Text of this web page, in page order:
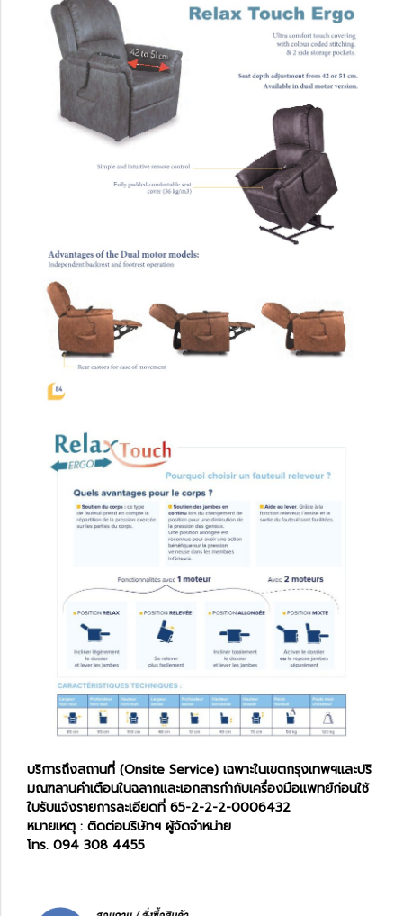
บริการถึงสถานที่ (Onsite Service) เฉพาะในเขตกรุงเทพฯและปริ
มณฑลานคำเตือนในฉลากและเอกสารกำกับเครื่องมือแพทย์ก่อนใช้
ใบรับแจ้งรายการละเอียดที่ 65-2-2-2-0006432
หมายเหตุ : ติดต่อบริษัทฯ ผู้จัดจำหน่าย
โทร. 094 308 4455